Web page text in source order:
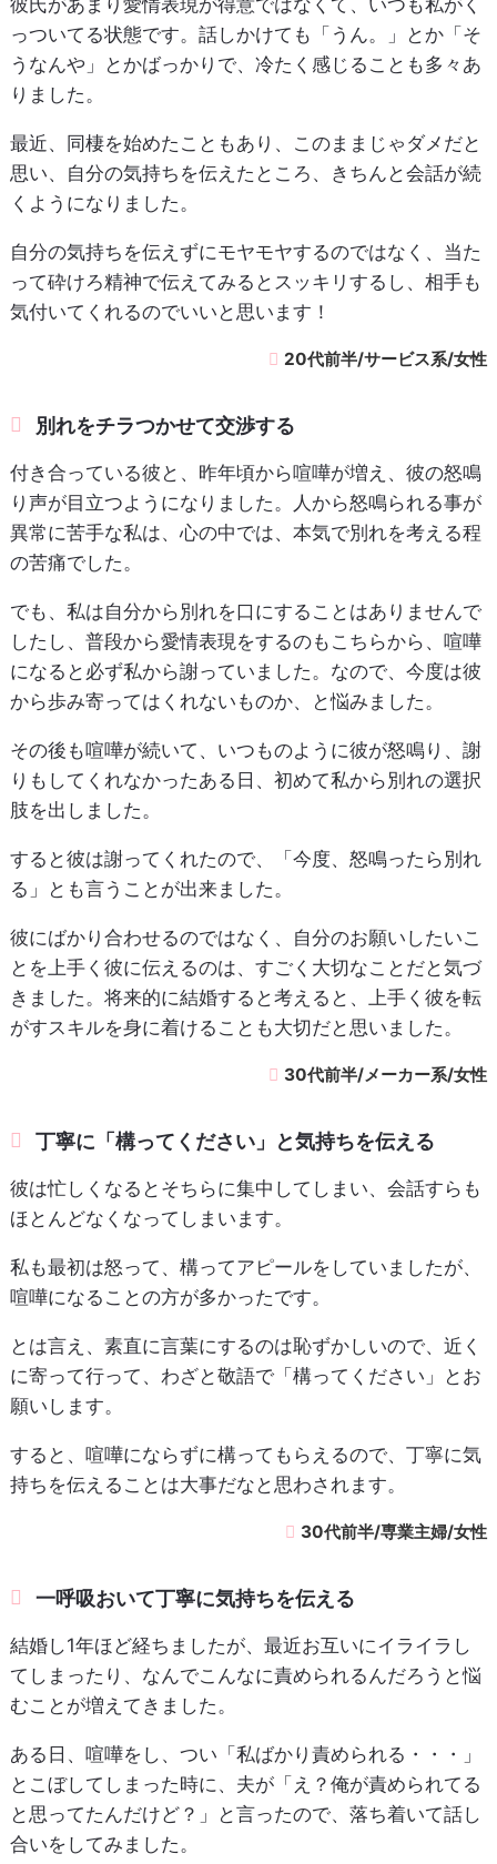
彼氏があまり愛情表現が得意ではなくて、いつも私がく
っついてる状態です。話しかけても「うん。」とか「そ
うなんや」とかばっかりで、冷たく感じることも多々あ
りました。
最近、同棲を始めたこともあり、このままじゃダメだと
思い、自分の気持ちを伝えたところ、きちんと会話が続
くようになりました。
自分の気持ちを伝えずにモヤモヤするのではなく、当た
って砕けろ精神で伝えてみるとスッキリするし、相手も
気付いてくれるのでいいと思います！
20代前半/サービス系/女性
別れをチラつかせて交渉する
付き合っている彼と、昨年頃から喧嘩が増え、彼の怒鳴
り声が目立つようになりました。人から怒鳴られる事が
異常に苦手な私は、心の中では、本気で別れを考える程
の苦痛でした。
でも、私は自分から別れを口にすることはありませんで
したし、普段から愛情表現をするのもこちらから、喧嘩
になると必ず私から謝っていました。なので、今度は彼
から歩み寄ってはくれないものか、と悩みました。
その後も喧嘩が続いて、いつものように彼が怒鳴り、謝
りもしてくれなかったある日、初めて私から別れの選択
肢を出しました。
すると彼は謝ってくれたので、「今度、怒鳴ったら別れ
る」とも言うことが出来ました。
彼にばかり合わせるのではなく、自分のお願いしたいこ
とを上手く彼に伝えるのは、すごく大切なことだと気づ
きました。将来的に結婚すると考えると、上手く彼を転
がすスキルを身に着けることも大切だと思いました。
30代前半/メーカー系/女性
丁寧に「構ってください」と気持ちを伝える
彼は忙しくなるとそちらに集中してしまい、会話すらも
ほとんどなくなってしまいます。
私も最初は怒って、構ってアピールをしていましたが、
喧嘩になることの方が多かったです。
とは言え、素直に言葉にするのは恥ずかしいので、近く
に寄って行って、わざと敬語で「構ってください」とお
願いします。
すると、喧嘩にならずに構ってもらえるので、丁寧に気
持ちを伝えることは大事だなと思わされます。
30代前半/専業主婦/女性
一呼吸おいて丁寧に気持ちを伝える
結婚し1年ほど経ちましたが、最近お互いにイライラし
てしまったり、なんでこんなに責められるんだろうと悩
むことが増えてきました。
ある日、喧嘩をし、つい「私ばかり責められる・・・」
とこぼしてしまった時に、夫が「え？俺が責められてる
と思ってたんだけど？」と言ったので、落ち着いて話し
合いをしてみました。